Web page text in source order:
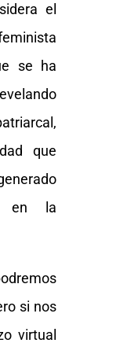
el
se ha
que
en la
si nos
virtual